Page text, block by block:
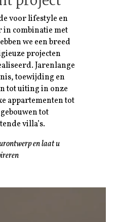
voor lifestyle en
in combinatie met
we een breed
projecten
Jarenlange
toewijding en
tot uiting in onze
appartementen tot
tot
villa’s.
en laat u